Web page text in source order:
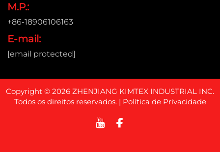
M.P.:
+86-18906106163
E-mail:
[email protected]
Copyright © 2026 ZHENJIANG KIMTEX INDUSTRIAL INC.
Todos os direitos reservados. | Política de Privacidade